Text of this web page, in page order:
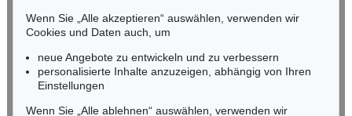
Mobil: +49 (0)171 8618661
n.kassel@kettererkunst.de
Keine Auktion mehr verpassen!
Wenn Sie „Alle akzeptieren“ auswählen, verwenden wir
Cookies und Daten auch, um
neue Angebote zu entwickeln und zu verbessern
personalisierte Inhalte anzuzeigen, abhängig von Ihren
Einstellungen
Wenn Sie „Alle ablehnen“ auswählen, verwenden wir